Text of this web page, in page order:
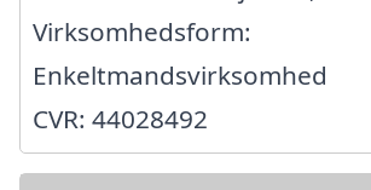
Virksomhedsform:
Enkeltmandsvirksomhed
CVR: 44028492